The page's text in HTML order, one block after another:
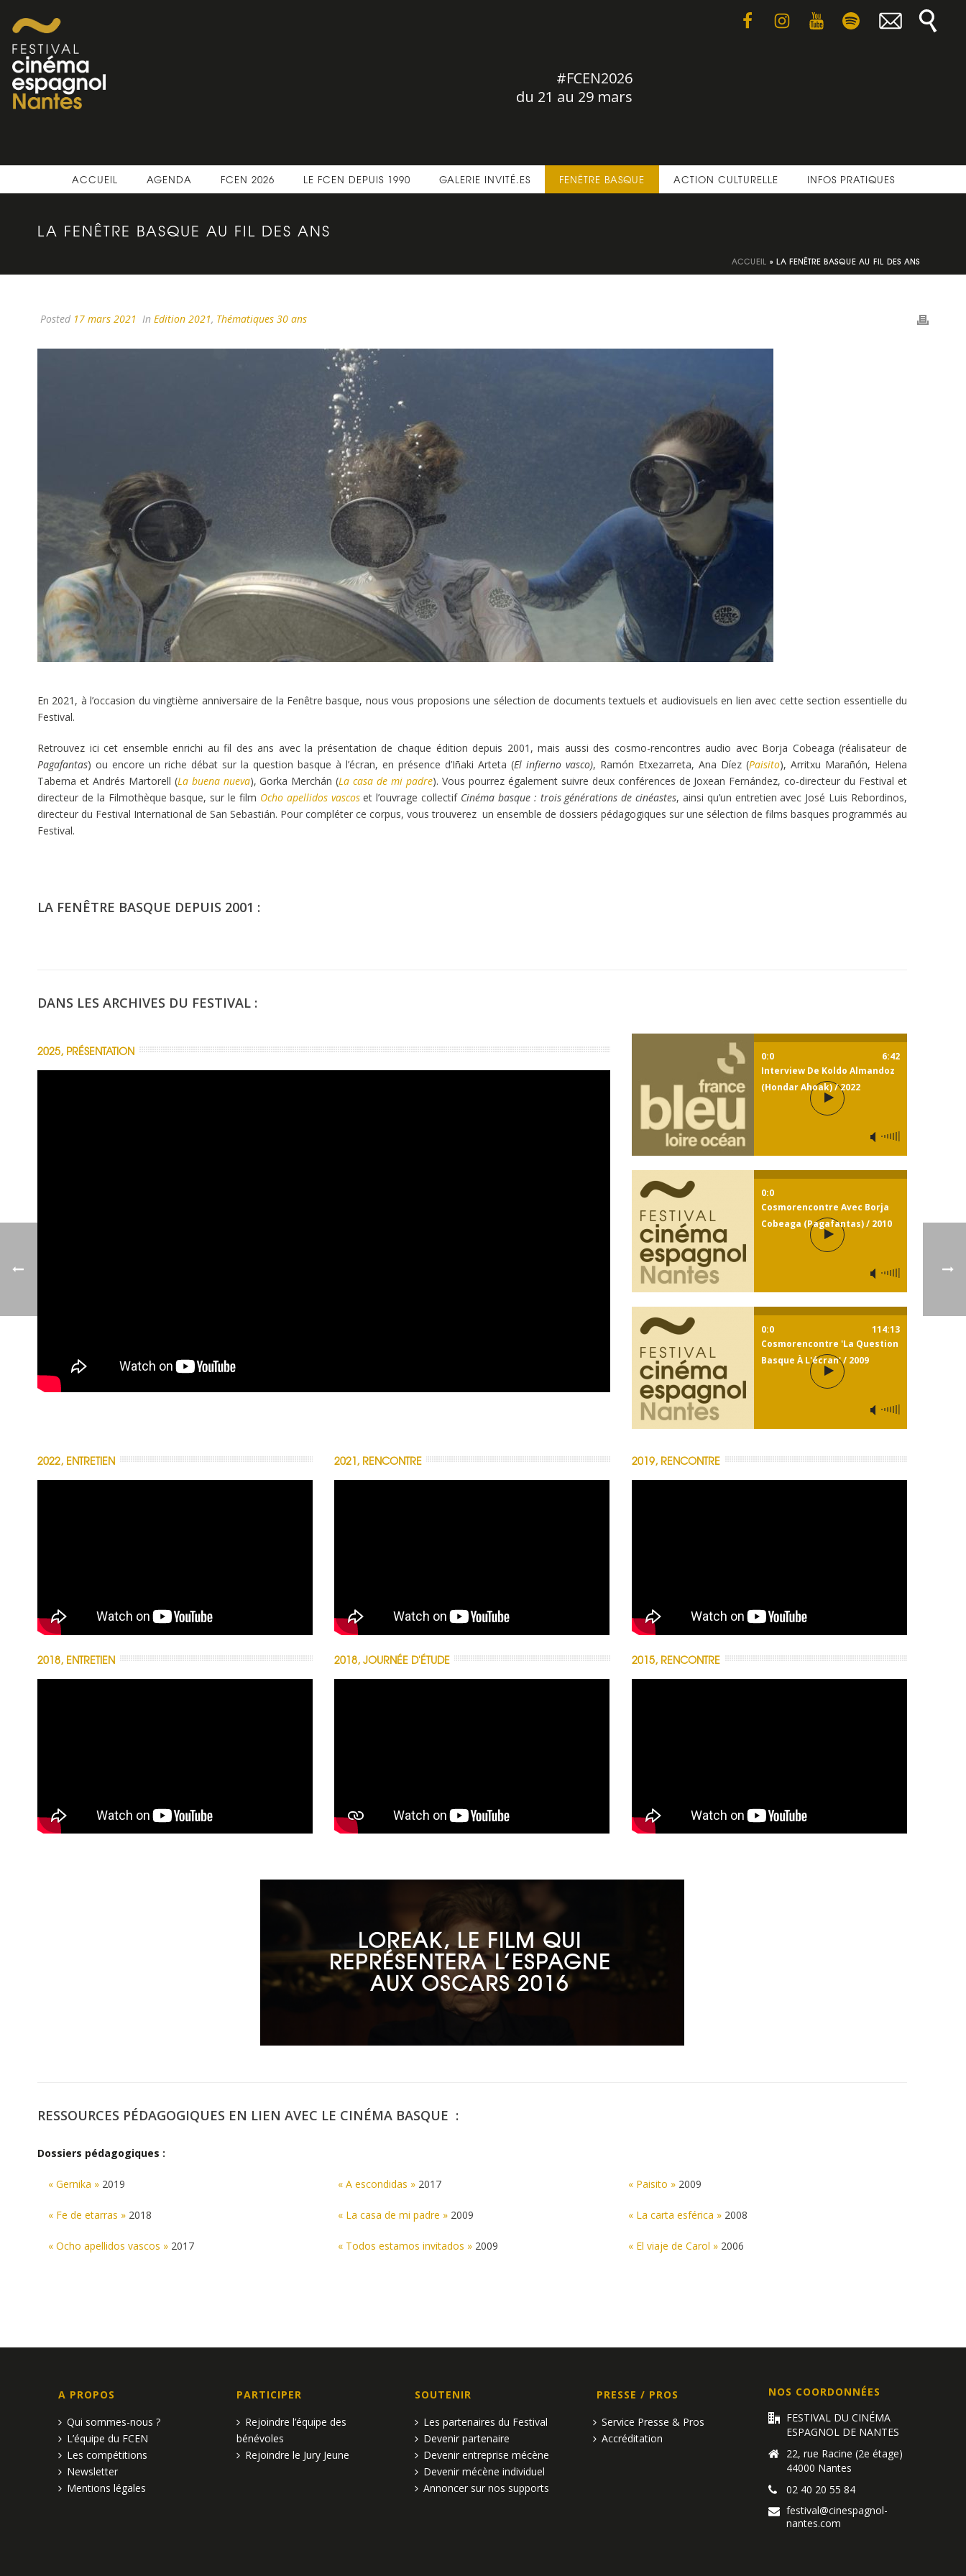
#FCEN2026
du 21 au 29 mars
ACCUEIL AGENDA FCEN 2026 LE FCEN DEPUIS 1990 GALERIE INVITÉ.ES FENÊTRE BASQUE ACTION CULTURELLE INFOS PRATIQUES
LA FENÊTRE BASQUE AU FIL DES ANS
ACCUEIL » LA FENÊTRE BASQUE AU FIL DES ANS
Posted 17 mars 2021 In Edition 2021, Thématiques 30 ans
En 2021, à l’occasion du vingtième anniversaire de la Fenêtre basque, nous vous proposions une sélection de documents textuels et audiovisuels en lien avec cette section essentielle du
Festival.
Retrouvez ici cet ensemble enrichi au fil des ans avec la présentation de chaque édition depuis 2001, mais aussi des cosmo-rencontres audio avec Borja Cobeaga (réalisateur de
Pagafantas) ou encore un riche débat sur la question basque à l’écran, en présence d’Iñaki Arteta (El infierno vasco), Ramón Etxezarreta, Ana Díez (Paisito), Arritxu Marañón, Helena
Taberna et Andrés Martorell (La buena nueva), Gorka Merchán (La casa de mi padre). Vous pourrez également suivre deux conférences de Joxean Fernández, co-directeur du Festival et
directeur de la Filmothèque basque, sur le film Ocho apellidos vascoset l’ouvrage collectif Cinéma basque : trois générations de cinéastes, ainsi qu’un entretien avec José Luis Rebordinos,
directeur du Festival International de San Sebastián. Pour compléter ce corpus, vous trouverez un ensemble de dossiers pédagogiques sur une sélection de films basques programmés au
Festival.
LA FENÊTRE BASQUE DEPUIS 2001 :
DANS LES ARCHIVES DU FESTIVAL :
2025, PRÉSENTATION 0:0
6:42
Interview De Koldo Almandoz
(Hondar Ahoak) / 2022
0:0
Cosmorencontre Avec Borja
Cobeaga (Pagafantas) / 2010
0:0
114:13
Cosmorencontre 'La Question
Basque À L'écran' / 2009
2022, ENTRETIEN 2021, RENCONTRE 2019, RENCONTRE
2018, ENTRETIEN 2018, JOURNÉE D'ÉTUDE 2015, RENCONTRE
LOREAK, LE FILM QUI
REPRÉSENTERA L’ESPAGNE
AUX OSCARS 2016
RESSOURCES PÉDAGOGIQUES EN LIEN AVEC LE CINÉMA BASQUE :
Dossiers pédagogiques :
« Gernika » 2019
« Fe de etarras » 2018
« Ocho apellidos vascos » 2017
« A escondidas » 2017
« La casa de mi padre » 2009
« Todos estamos invitados » 2009
« Paisito »2009
« La carta esférica »2008
« El viaje de Carol »2006
A PROPOS
Qui sommes-nous ?
L’équipe du FCEN
Les compétitions
Newsletter
Mentions légales
PARTICIPER
Rejoindre l’équipe des
bénévoles
Rejoindre le Jury Jeune
SOUTENIR
Les partenaires du Festival
Devenir partenaire
Devenir entreprise mécène
Devenir mécène individuel
Annoncer sur nos supports
PRESSE / PROS
Service Presse & Pros
Accréditation
NOS COORDONNÉES
FESTIVAL DU CINÉMA
ESPAGNOL DE NANTES
22, rue Racine (2e étage)
44000 Nantes
02 40 20 55 84
festival@cinespagnol-
nantes.com